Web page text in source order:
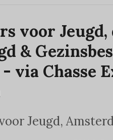
voor
&
- via Chasse
Jeugd,